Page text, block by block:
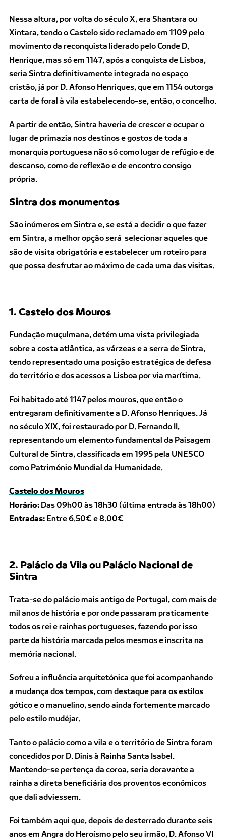
Nessa altura, por volta do século X, era Shantara ou
Xintara, tendo o Castelo sido reclamado em 1109 pelo
movimento da reconquista liderado pelo Conde D.
Henrique, mas só em 1147, após a conquista de Lisboa,
seria Sintra definitivamente integrada no espaço
cristão, já por D. Afonso Henriques, que em 1154 outorga
carta de foral à vila estabelecendo-se, então, o concelho.
A partir de então, Sintra haveria de crescer e ocupar o
lugar de primazia nos destinos e gostos de toda a
monarquia portuguesa não só como lugar de refúgio e de
descanso, como de reflexão e de encontro consigo
própria.
Sintra dos monumentos
São inúmeros em Sintra e, se está a decidir o que fazer
em Sintra, a melhor opção será selecionar aqueles que
são de visita obrigatória e estabelecer um roteiro para
que possa desfrutar ao máximo de cada uma das visitas.
1. Castelo dos Mouros
Fundação muçulmana, detém uma vista privilegiada
sobre a costa atlântica, as várzeas e a serra de Sintra,
tendo representado uma posição estratégica de defesa
do território e dos acessos a Lisboa por via marítima.
Foi habitado até 1147 pelos mouros, que então o
entregaram definitivamente a D. Afonso Henriques. Já
no século XIX, foi restaurado por D. Fernando II,
representando um elemento fundamental da Paisagem
Cultural de Sintra, classificada em 1995 pela UNESCO
como Património Mundial da Humanidade.
Castelo dos Mouros
Horário: Das 09h00 às 18h30 (última entrada às 18h00)
Entradas: Entre 6.50€ e 8.00€
2. Palácio da Vila ou Palácio Nacional de
Sintra
Trata-se do palácio mais antigo de Portugal, com mais de
mil anos de história e por onde passaram praticamente
todos os rei e rainhas portugueses, fazendo por isso
parte da história marcada pelos mesmos e inscrita na
memória nacional.
Sofreu a influência arquitetónica que foi acompanhando
a mudança dos tempos, com destaque para os estilos
gótico e o manuelino, sendo ainda fortemente marcado
pelo estilo mudéjar.
Tanto o palácio como a vila e o território de Sintra foram
concedidos por D. Dinis à Rainha Santa Isabel.
Mantendo-se pertença da coroa, seria doravante a
rainha a direta beneficiária dos proventos económicos
que dali adviessem.
Foi também aqui que, depois de desterrado durante seis
anos em Angra do Heroísmo pelo seu irmão, D. Afonso VI